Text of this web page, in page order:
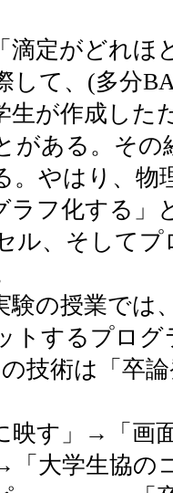
滴定がどれほ
して、(多分
生が作成した
がある。その
。やはり、物
ラフ化する」
ル、そしてプ
験の授業では
トするプログ
技術は「卒
映す」→「画
大学生協の